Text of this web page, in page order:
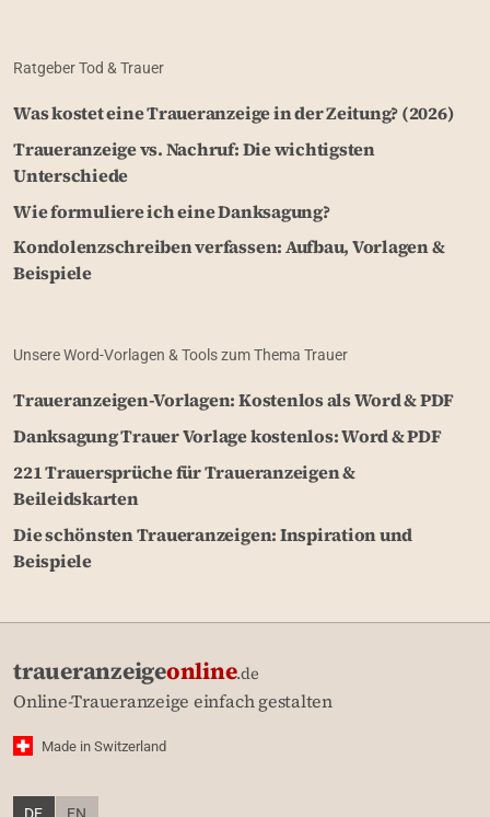
Ratgeber Tod & Trauer
Was kostet eine Traueranzeige in der Zeitung? (2026)
Traueranzeige vs. Nachruf: Die wichtigsten
Unterschiede
Wie formuliere ich eine Danksagung?
Kondolenzschreiben verfassen: Aufbau, Vorlagen &
Beispiele
Unsere Word-Vorlagen & Tools zum Thema Trauer
Traueranzeigen-Vorlagen: Kostenlos als Word & PDF
Danksagung Trauer Vorlage kostenlos: Word & PDF
221 Trauersprüche für Traueranzeigen &
Beileidskarten
Die schönsten Traueranzeigen: Inspiration und
Beispiele
traueranzeigeonline.de
Online-Traueranzeige einfach gestalten
Made in Switzerland